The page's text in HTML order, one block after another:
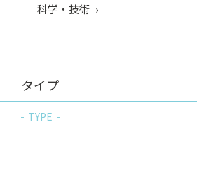
科学・技術
タイプ
TYPE